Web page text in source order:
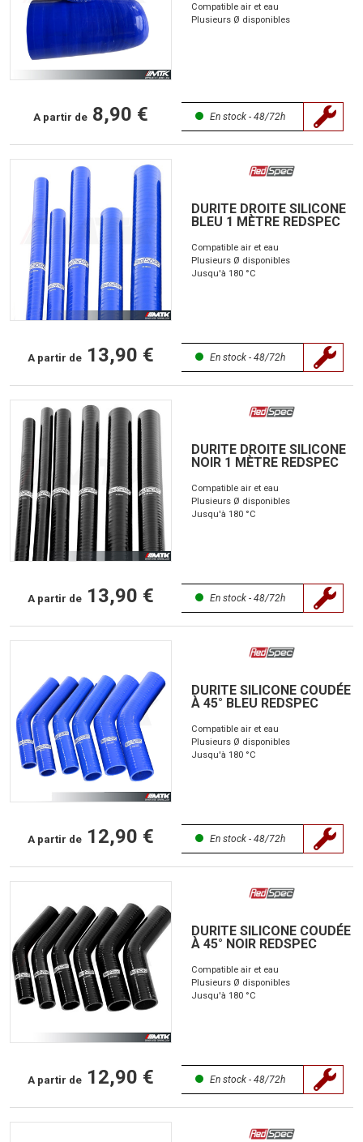
Compatible air et eau
Plusieurs Ø disponibles
A partir de 8,90 € En stock - 48/72h
DURITE DROITE SILICONE
BLEU 1 MÈTRE REDSPEC
Compatible air et eau
Plusieurs Ø disponibles
Jusqu'à 180 °C
A partir de 13,90 € En stock - 48/72h
DURITE DROITE SILICONE
NOIR 1 MÈTRE REDSPEC
Compatible air et eau
Plusieurs Ø disponibles
Jusqu'à 180 °C
A partir de 13,90 € En stock - 48/72h
DURITE SILICONE COUDÉE
À 45° BLEU REDSPEC
Compatible air et eau
Plusieurs Ø disponibles
Jusqu'à 180 °C
A partir de 12,90 € En stock - 48/72h
DURITE SILICONE COUDÉE
À 45° NOIR REDSPEC
Compatible air et eau
Plusieurs Ø disponibles
Jusqu'à 180 °C
A partir de 12,90 € En stock - 48/72h